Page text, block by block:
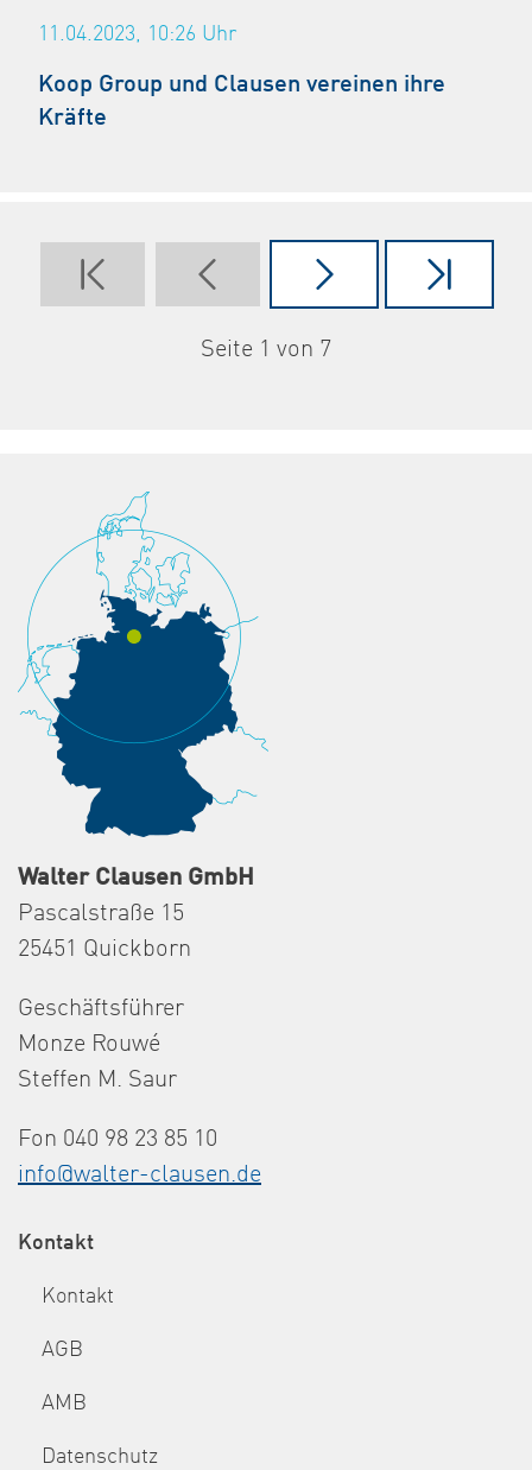
11.04.2023, 10:26 Uhr
Koop Group und Clausen vereinen ihre
Kräfte
Seite 1 von 7
Walter Clausen GmbH
Pascalstraße 15
25451 Quickborn
Geschäftsführer
Monze Rouwé
Steffen M. Saur
Fon 040 98 23 85 10
info@walter-clausen.de
Kontakt
Kontakt
AGB
AMB
Datenschutz